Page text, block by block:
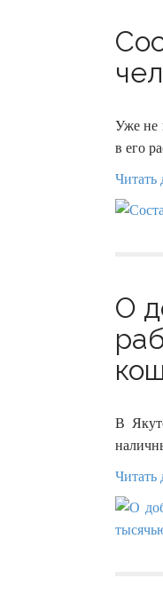
Уже не
в его
Читать
О
В
Читать